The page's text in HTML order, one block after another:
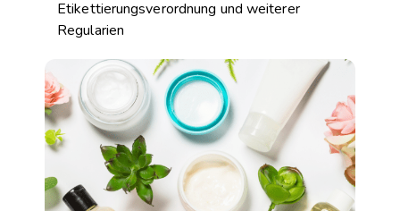
Etikettierungsverordnung und weiterer
Regularien